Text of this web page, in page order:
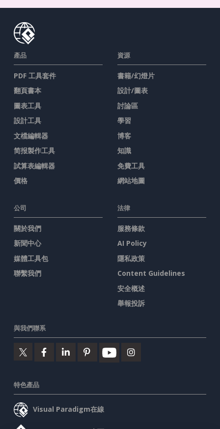
產品
PDF 工具套件
翻頁書本
圖表工具
設計工具
文檔編輯器
简报製作工具
試算表編輯器
價格
資源
書籍/幻燈片
設計/圖表
討論區
學習
博客
知識
免費工具
網站地圖
公司
關於我們
新聞中心
媒體工具包
聯繫我們
法律
服務條款
AI Policy
隱私政策
Content Guidelines
安全概述
舉報投訴
與我們聯系
特色產品
Visual Paradigm在線